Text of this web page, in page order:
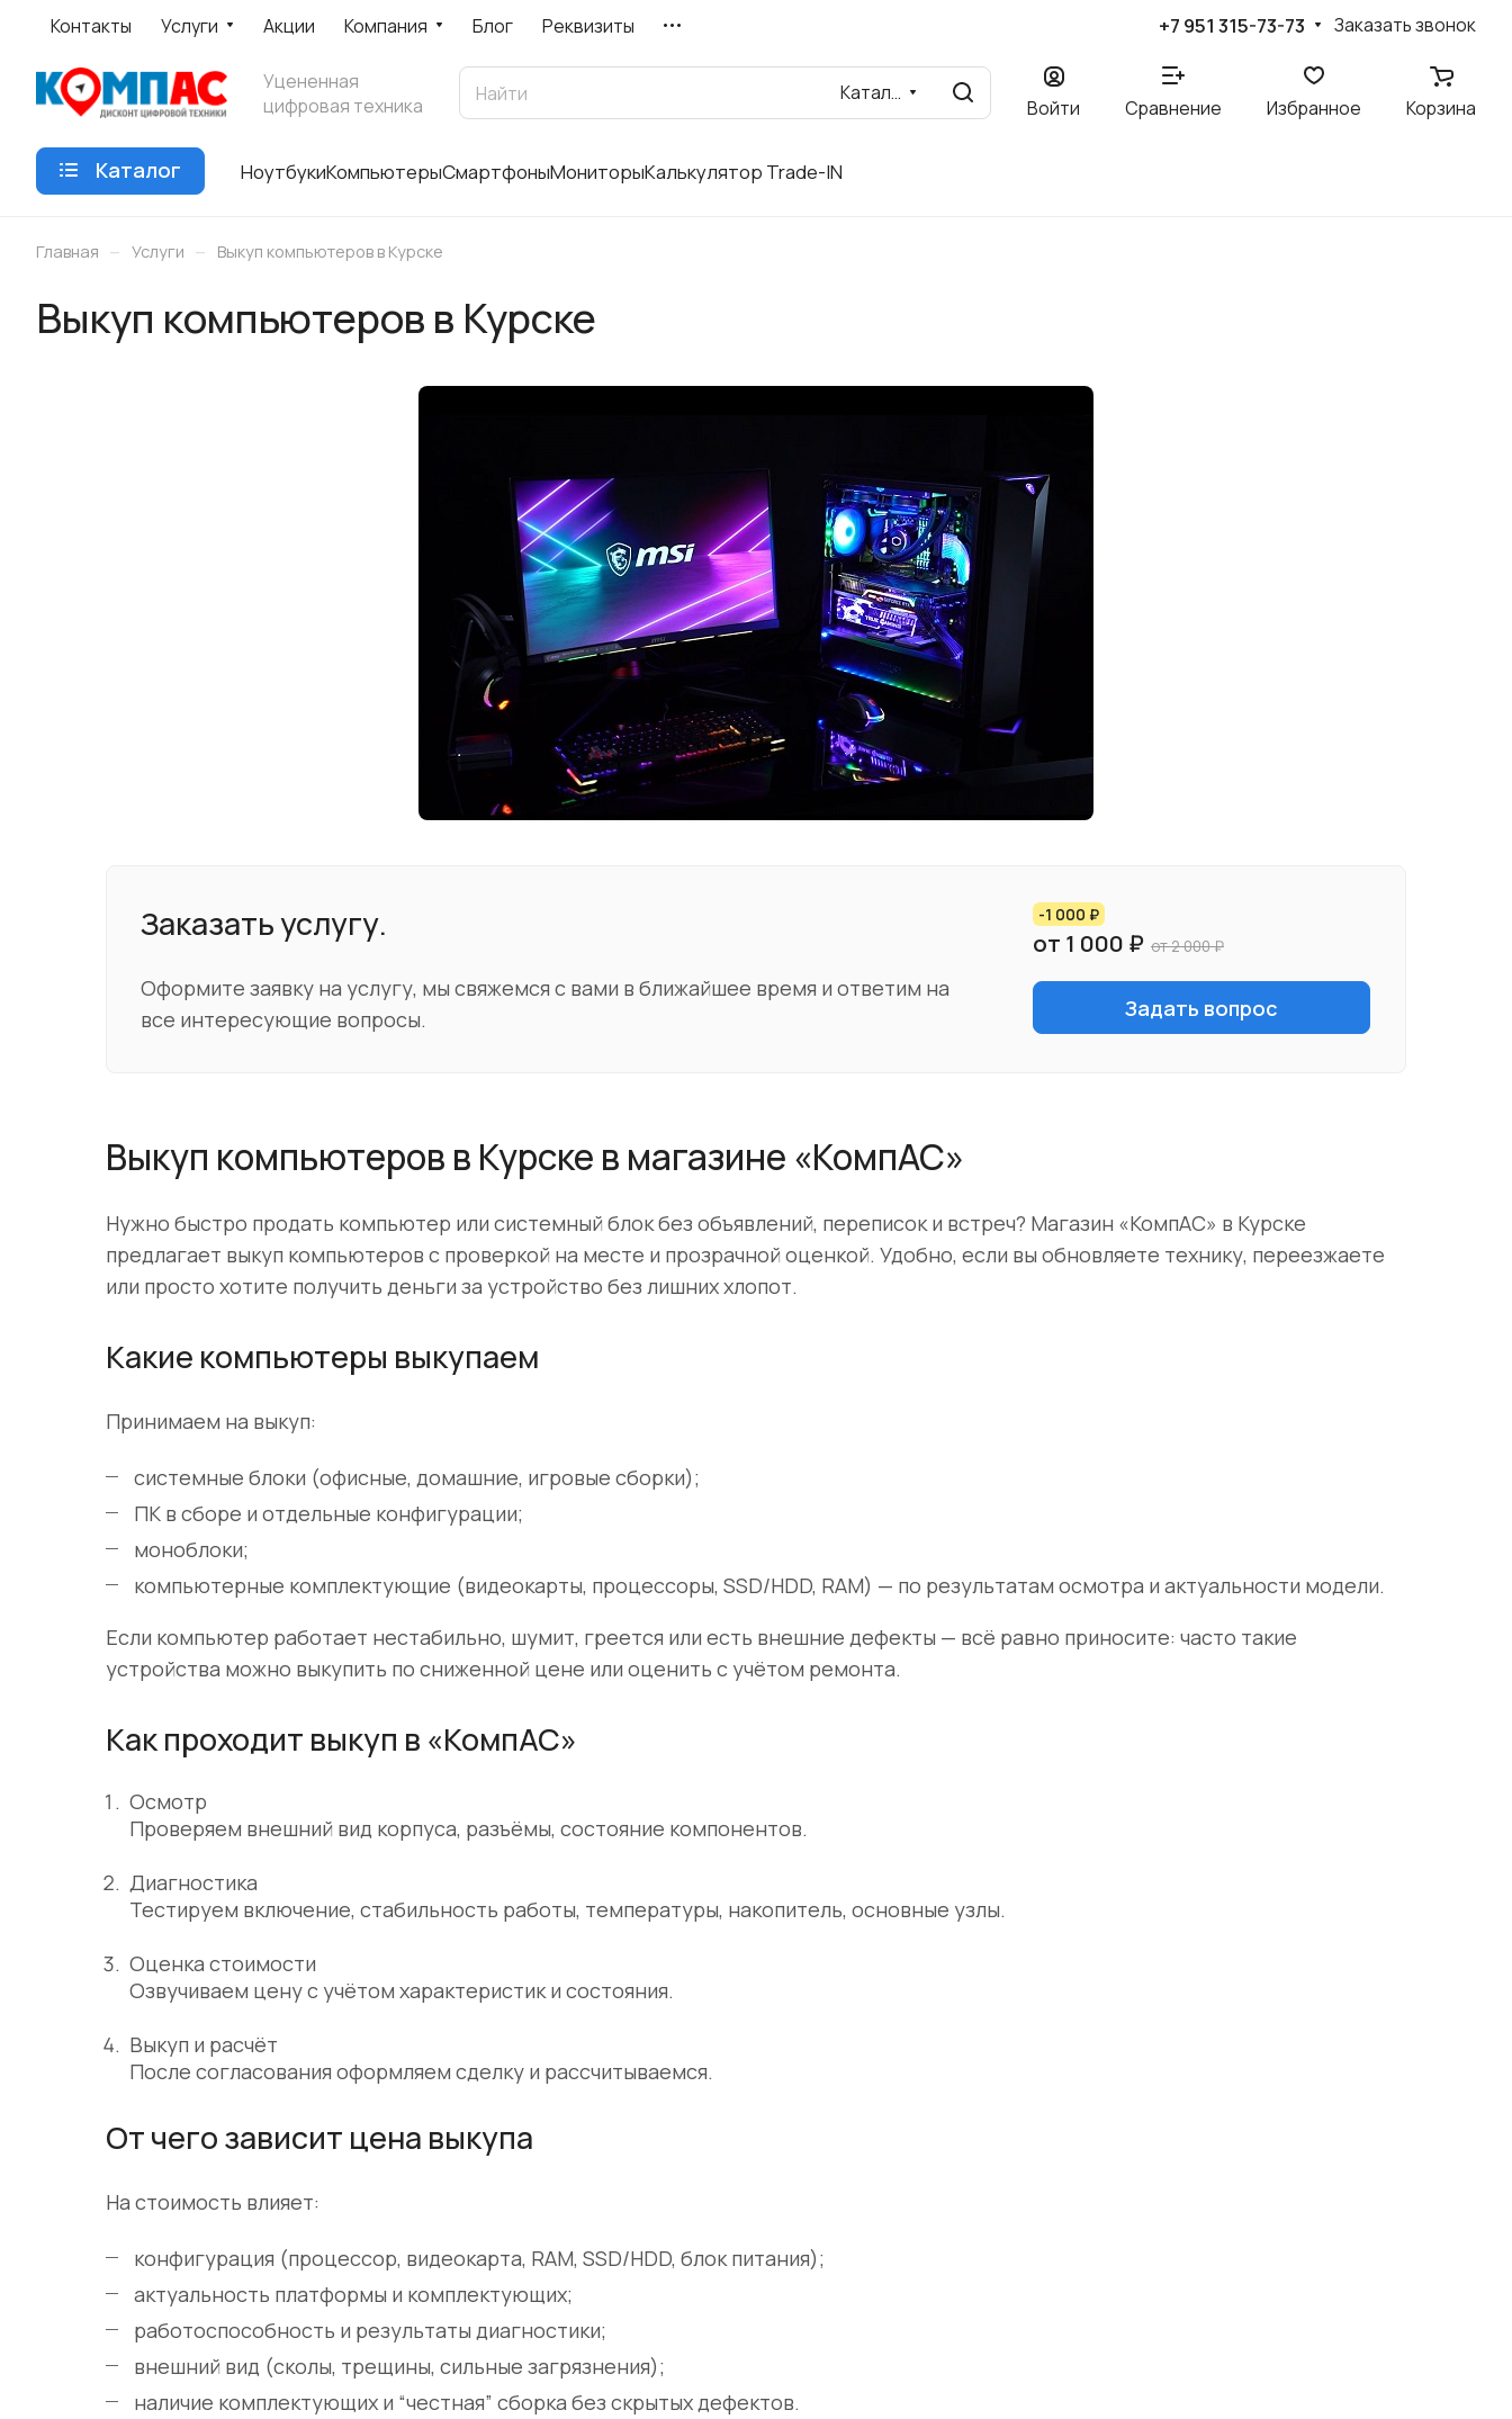
Контакты Услуги Акции Компания Блог Реквизиты +7 951 315-73-73 Заказать звонок
Уцененная
цифровая техника
Каталог
Войти Сравнение Избранное Корзина
Каталог НоутбукиКомпьютерыСмартфоныМониторыКалькулятор Trade-IN
Главная – Услуги – Выкуп компьютеров в Курске
Выкуп компьютеров в Курске
Заказать услугу.
Оформите заявку на услугу, мы свяжемся с вами в ближайшее время и ответим на
все интересующие вопросы.
-1 000 ₽
от 1 000 ₽ от 2 000 ₽
Задать вопрос
Выкуп компьютеров в Курске в магазине «КомпАС»
Нужно быстро продать компьютер или системный блок без объявлений, переписок и встреч? Магазин «КомпАС» в Курске
предлагает выкуп компьютеров с проверкой на месте и прозрачной оценкой. Удобно, если вы обновляете технику, переезжаете
или просто хотите получить деньги за устройство без лишних хлопот.
Какие компьютеры выкупаем
Принимаем на выкуп:
системные блоки (офисные, домашние, игровые сборки);
ПК в сборе и отдельные конфигурации;
моноблоки;
компьютерные комплектующие (видеокарты, процессоры, SSD/HDD, RAM) — по результатам осмотра и актуальности модели.
Если компьютер работает нестабильно, шумит, греется или есть внешние дефекты — всё равно приносите: часто такие
устройства можно выкупить по сниженной цене или оценить с учётом ремонта.
Как проходит выкуп в «КомпАС»
Осмотр
Проверяем внешний вид корпуса, разъёмы, состояние компонентов.
Диагностика
Тестируем включение, стабильность работы, температуры, накопитель, основные узлы.
Оценка стоимости
Озвучиваем цену с учётом характеристик и состояния.
Выкуп и расчёт
После согласования оформляем сделку и рассчитываемся.
От чего зависит цена выкупа
На стоимость влияет:
конфигурация (процессор, видеокарта, RAM, SSD/HDD, блок питания);
актуальность платформы и комплектующих;
работоспособность и результаты диагностики;
внешний вид (сколы, трещины, сильные загрязнения);
наличие комплектующих и “честная” сборка без скрытых дефектов.